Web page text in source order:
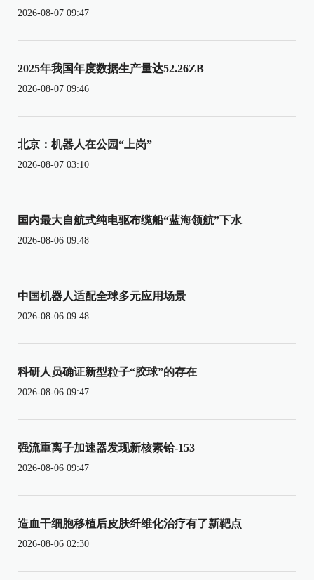
2026-08-07 09:47
2025年我国年度数据生产量达52.26ZB
2026-08-07 09:46
北京：机器人在公园“上岗”
2026-08-07 03:10
国内最大自航式纯电驱布缆船“蓝海领航”下水
2026-08-06 09:48
中国机器人适配全球多元应用场景
2026-08-06 09:48
科研人员确证新型粒子“胶球”的存在
2026-08-06 09:47
强流重离子加速器发现新核素铪-153
2026-08-06 09:47
造血干细胞移植后皮肤纤维化治疗有了新靶点
2026-08-06 02:30